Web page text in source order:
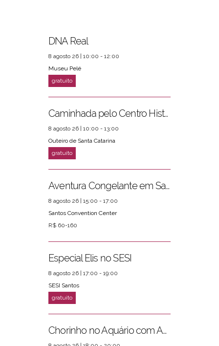
PRÓXIMOS EVENTOS
DNA Real
8 agosto 26 | 10:00 - 12:00
Museu Pelé
Caminhada pelo Centro Histórico
8 agosto 26 | 10:00 - 13:00
Outeiro de Santa Catarina
Aventura Congelante em Santos
8 agosto 26 | 15:00 - 17:00
Santos Convention Center
R$ 60-160
Especial Elis no SESI
8 agosto 26 | 17:00 - 19:00
SESI Santos
Chorinho no Aquário com Amigos da Música e Mari Torres